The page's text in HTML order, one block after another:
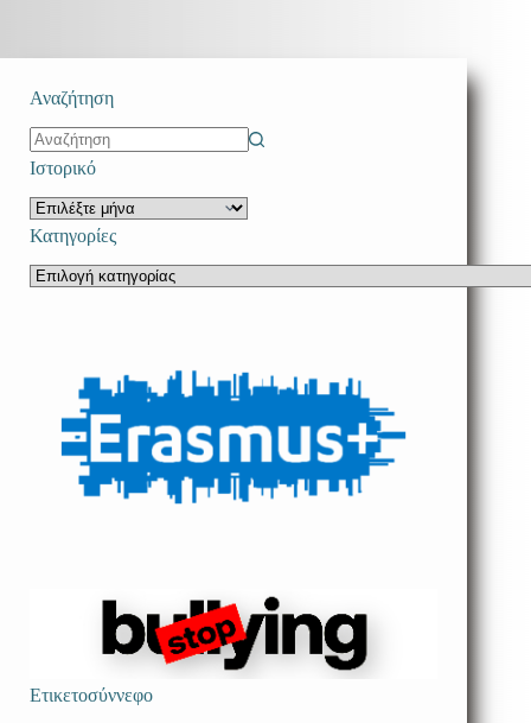
Αναζήτηση
No
results
Ιστορικό
Ιστορικό
Κατηγορίες
Κατηγορίες
Ετικετοσύννεφο